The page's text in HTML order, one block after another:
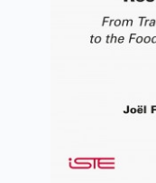
VIEW DETAILS